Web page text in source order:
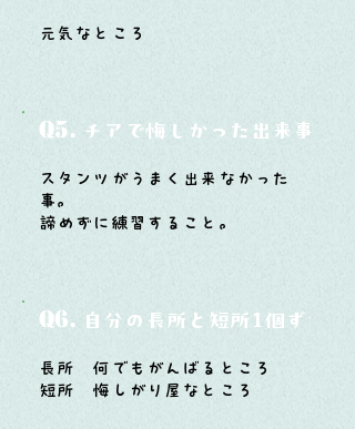
元気なところ
Q5. チアで悔しかった出来事と
スタンツがうまく出来なかった
事。
諦めずに練習すること。
Q6. 自分の長所と短所1個ずつ
長所 何でもがんばるところ
短所 悔しがり屋なところ